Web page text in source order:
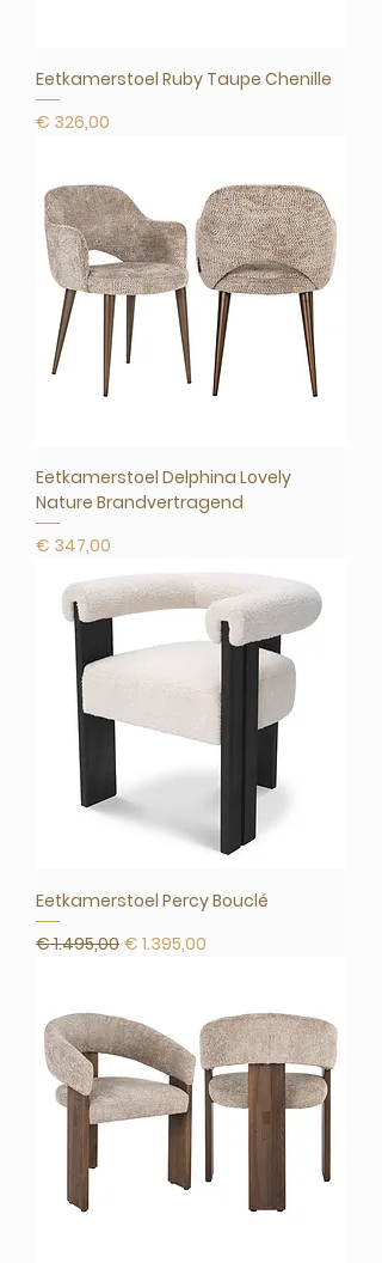
Eetkamerstoel Ruby Taupe Chenille
Prijs
€ 326,00
Eetkamerstoel Delphina Lovely
Nature Brandvertragend
Prijs
€ 347,00
Eetkamerstoel Percy Bouclé
Normale prijs
€ 1.495,00 Verkoopprijs
€ 1.395,00